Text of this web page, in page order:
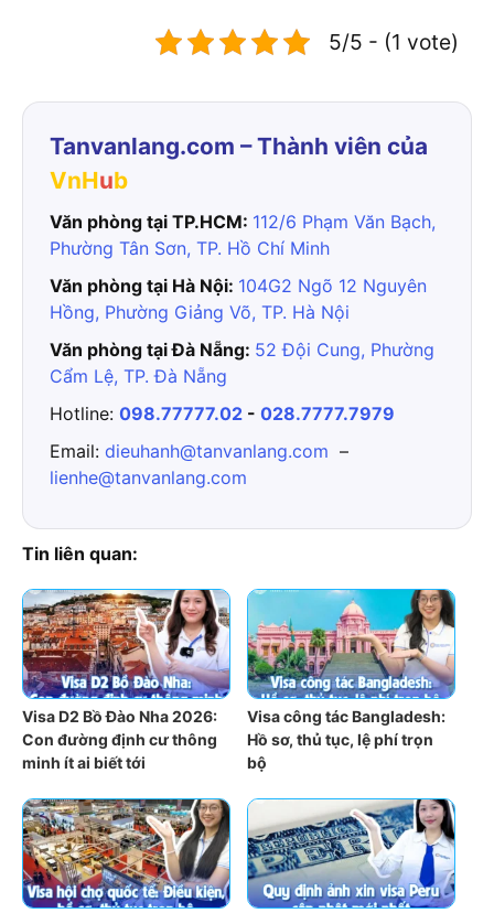
5/5 - (1 vote)
Tanvanlang.com – Thành viên của
VnHub
Văn phòng tại TP.HCM: 112/6 Phạm Văn Bạch,
Phường Tân Sơn, TP. Hồ Chí Minh
Văn phòng tại Hà Nội: 104G2 Ngõ 12 Nguyên
Hồng, Phường Giảng Võ, TP. Hà Nội
Văn phòng tại Đà Nẵng: 52 Đội Cung, Phường
Cẩm Lệ, TP. Đà Nẵng
Hotline: 098.77777.02 - 028.7777.7979
Email: dieuhanh@tanvanlang.com –
lienhe@tanvanlang.com
Tin liên quan:
Visa D2 Bồ Đào Nha 2026:
Con đường định cư thông
minh ít ai biết tới
Visa công tác Bangladesh:
Hồ sơ, thủ tục, lệ phí trọn
bộ